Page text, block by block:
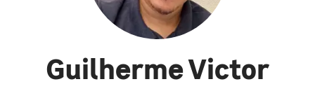
Guilherme Victor